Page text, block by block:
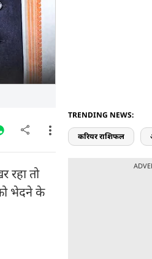
रहा तो
भेदने के
TRENDING NEWS:
करियर राशिफल